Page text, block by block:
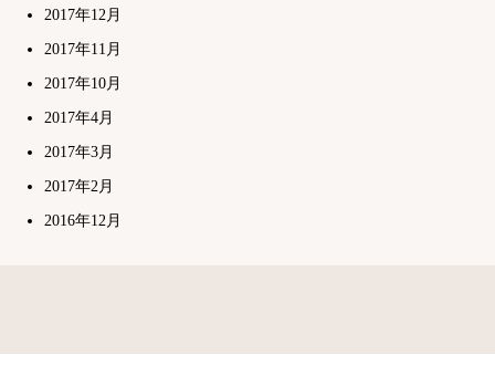
2017年12月
2017年11月
2017年10月
2017年4月
2017年3月
2017年2月
2016年12月